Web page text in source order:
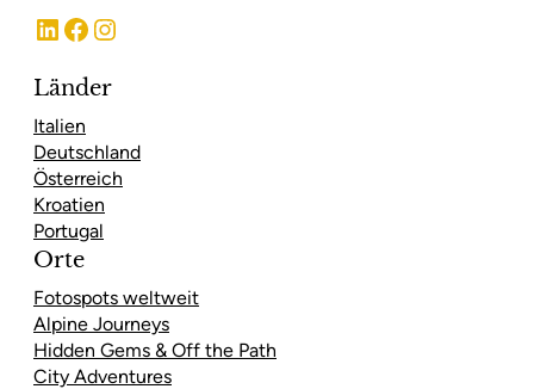
LinkedIn Facebook Instagram
Länder
Italien
Deutschland
Österreich
Kroatien
Portugal
Orte
Fotospots weltweit
Alpine Journeys
Hidden Gems & Off the Path
City Adventures